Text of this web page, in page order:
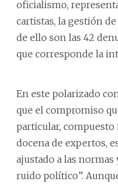
oficialismo,
cartistas, la gestión
de ello son las 42
que corresponde la
En este polarizado
que el compromiso
particular,
docena de expertos,
ajustado a las
ruido político”.